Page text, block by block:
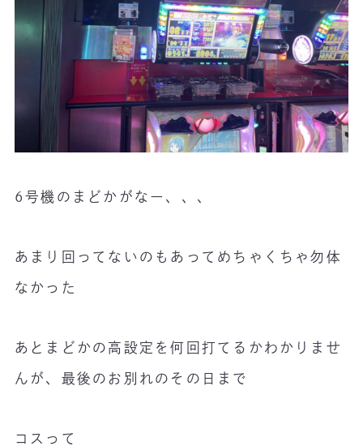
6号機のまどかがなー、、、
あまり回ってないのもあってめちゃくちゃ勿体
なかった
あとまどかの高設定を何回打てるかわかりませ
んが、最後のお別れのその日まで
コスって